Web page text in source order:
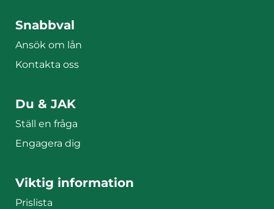
Sidfotsmeny
Snabbval
Ansök om lån
Kontakta oss
Du & JAK
Ställ en fråga
Engagera dig
Viktig information
Prislista